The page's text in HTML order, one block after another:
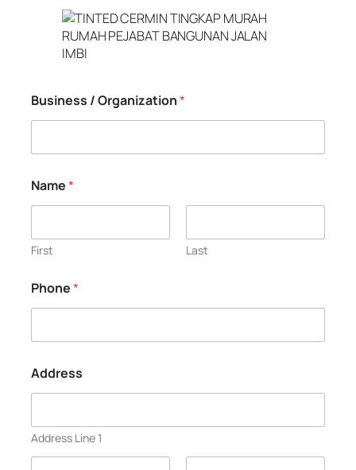
Business / Organization*
Name*
First Last
Phone*
Address
Address Line 1